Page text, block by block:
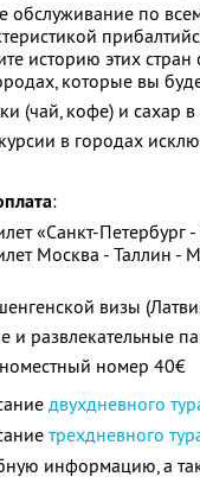
обслуживание по
историю этих
которые вы
(чай, кофе) и сахар в
в городах
:
«Санкт-Петербург
Москва - Таллин -
визы
и развлекательные
номер 40€
двухдневного
трехдневного
информацию, а